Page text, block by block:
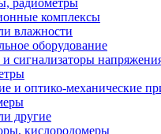
радиометры
комплексы
влажности
оборудование
и сигнализаторы
и оптико-механические
другие
кислородомеры